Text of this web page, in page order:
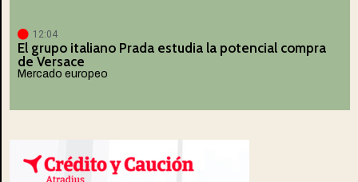
12:04
El grupo italiano Prada estudia la potencial compra
de Versace
Mercado europeo